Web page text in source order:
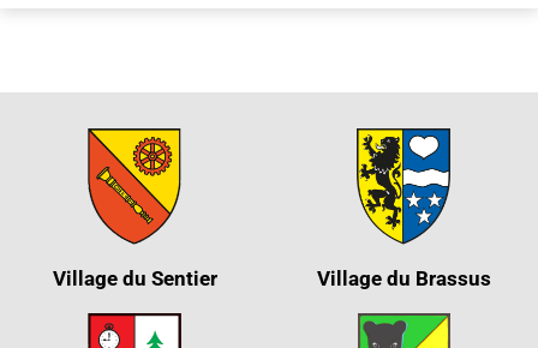
Village du Sentier Village du Brassus